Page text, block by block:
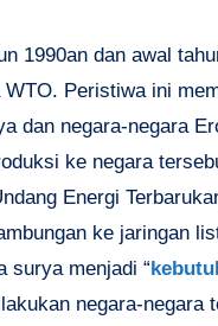
1990an dan awal
Peristiwa ini
dan negara-negara
ke negara
Energi
ke jaringan
surya menjadi “
negara-negara